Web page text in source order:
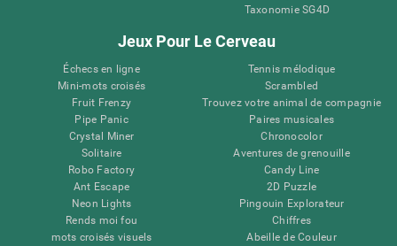
Taxonomie SG4D
Jeux Pour Le Cerveau
Échecs en ligne
Mini-mots croisés
Fruit Frenzy
Pipe Panic
Crystal Miner
Solitaire
Robo Factory
Ant Escape
Neon Lights
Rends moi fou
mots croisés visuels
Tennis mélodique
Scrambled
Trouvez votre animal de compagnie
Paires musicales
Chronocolor
Aventures de grenouille
Candy Line
2D Puzzle
Pingouin Explorateur
Chiffres
Abeille de Couleur